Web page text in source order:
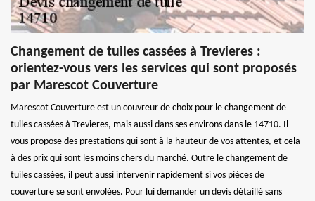
Changement de tuiles cassées à Trevieres :
orientez-vous vers les services qui sont proposés
par Marescot Couverture
Marescot Couverture est un couvreur de choix pour le changement de
tuiles cassées à Trevieres, mais aussi dans ses environs dans le 14710. Il
vous propose des prestations qui sont à la hauteur de vos attentes, et cela
à des prix qui sont les moins chers du marché. Outre le changement de
tuiles cassées, il peut aussi intervenir rapidement si vos pièces de
couverture se sont envolées. Pour lui demander un devis détaillé sans